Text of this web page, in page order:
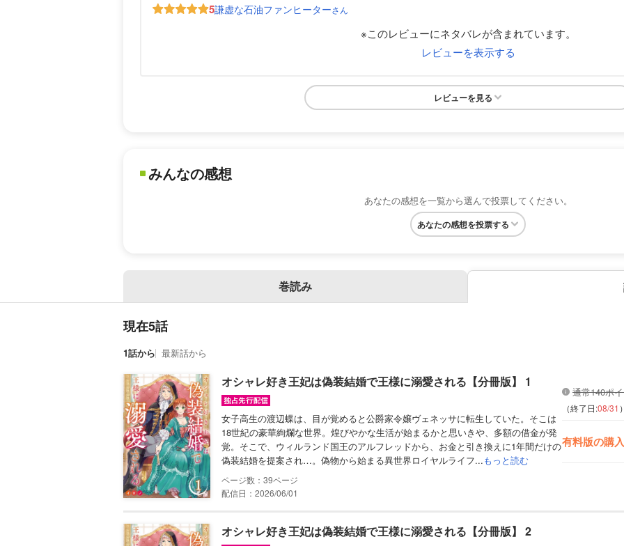
5謙虚な石油ファンヒーターさん
※このレビューにネタバレが含まれています。
レビューを表示する
レビューを見る
みんなの感想
あなたの感想を一覧から選んで投票してください。
あなたの感想を投票する
巻読み
現在5話
1話から 最新話から
オシャレ好き王妃は偽装結婚で王様に溺愛される【分冊版】 1
女子高生の渡辺蝶は、目が覚めると公爵家令嬢ヴェネッサに転生していた。そこは
18世紀の豪華絢爛な世界。煌びやかな生活が始まるかと思いきや、多額の借金が発
覚。そこで、ウィルランド国王のアルフレッドから、お金と引き換えに1年間だけの
偽装結婚を提案され…。偽物から始まる異世界ロイヤルライフ...もっと読む
39
配信日：2026/06/01
通常140ポ
（終了日:08/31
有料版の購入
オシャレ好き王妃は偽装結婚で王様に溺愛される【分冊版】 2